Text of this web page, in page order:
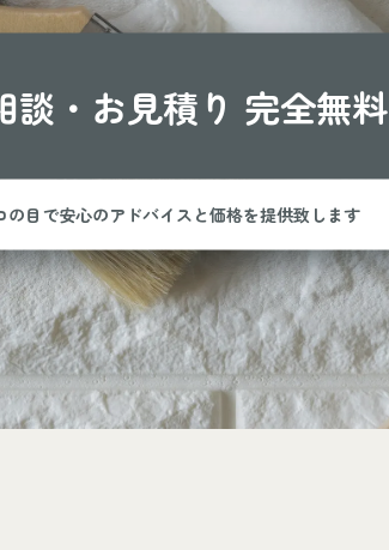
談・お見積り 完全無料
の目で安心のアドバイスと価格を提供致します